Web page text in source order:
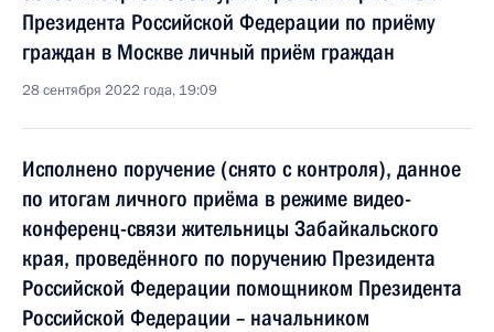
Президента Российской Федерации по приёму
граждан в Москве личный приём граждан
28 сентября 2022 года, 19:09
Исполнено поручение (снято с контроля), данное
по итогам личного приёма в режиме видео-
конференц-связи жительницы Забайкальского
края, проведённого по поручению Президента
Российской Федерации помощником Президента
Российской Федерации – начальником